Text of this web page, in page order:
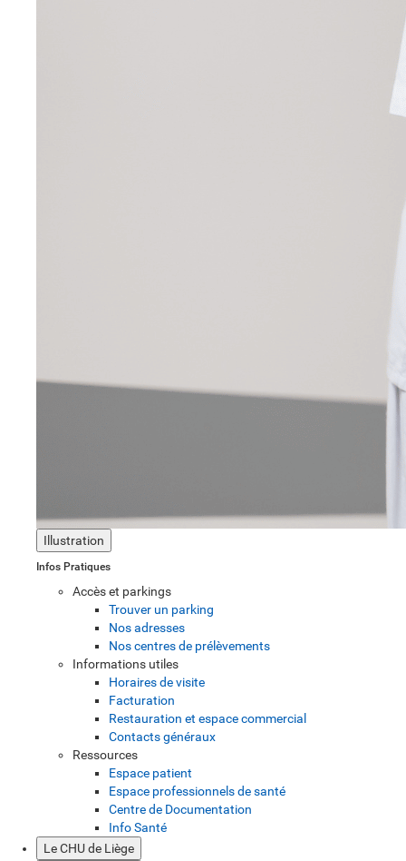
Illustration
Infos Pratiques
Accès et parkings
Trouver un parking
Nos adresses
Nos centres de prélèvements
Informations utiles
Horaires de visite
Facturation
Restauration et espace commercial
Contacts généraux
Ressources
Espace patient
Espace professionnels de santé
Centre de Documentation
Info Santé
Le CHU de Liège